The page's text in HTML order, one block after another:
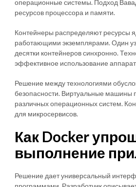
операционные системы. Подход
ресурсов процессора и памяти.
Контейнеры распределяют ресурсы
работающими экземплярами. Один
десятки контейнеров синхронно.
эффективное использование
Решение между технологиями
безопасности. Виртуальные машины
различных операционных систем.
для микросервисов.
Как Docker
выполнение
Решение дает универсальный